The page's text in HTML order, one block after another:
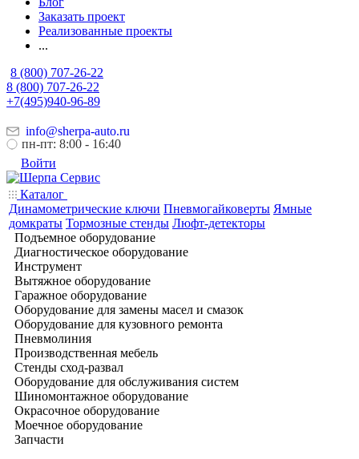
Заказать проект
Реализованные проекты
...
8 (800) 707-26-22
8 (800) 707-26-22
+7(495)940-96-89
info@sherpa-auto.ru
пн-пт: 8:00 - 16:40
Войти
Каталог
Динамометрические ключи Пневмогайковерты Ямные
домкраты Тормозные стенды Люфт-детекторы
Подъемное оборудование
Диагностическое оборудование
Инструмент
Вытяжное оборудование
Гаражное оборудование
Оборудование для замены масел и смазок
Оборудование для кузовного ремонта
Пневмолиния
Производственная мебель
Стенды сход-развал
Оборудование для обслуживания систем
Шиномонтажное оборудование
Окрасочное оборудование
Моечное оборудование
Запчасти